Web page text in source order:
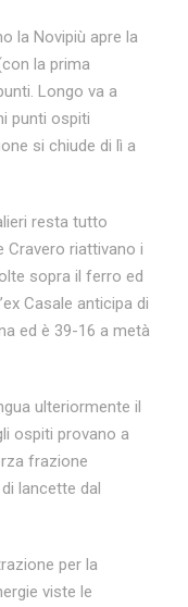
la Novipiù apre la
la prima
Longo va a
punti ospiti
si chiude di lì a
resta tutto
Cravero riattivano i
sopra il ferro ed
Casale anticipa di
ed è 39-16 a metà
ulteriormente il
ospiti provano a
frazione
lancette dal
per la
viste le